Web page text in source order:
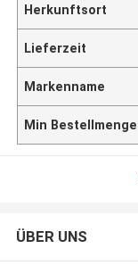
Herkunftsort
Lieferzeit
Markenname
Min Bestellmenge
ÜBER UNS